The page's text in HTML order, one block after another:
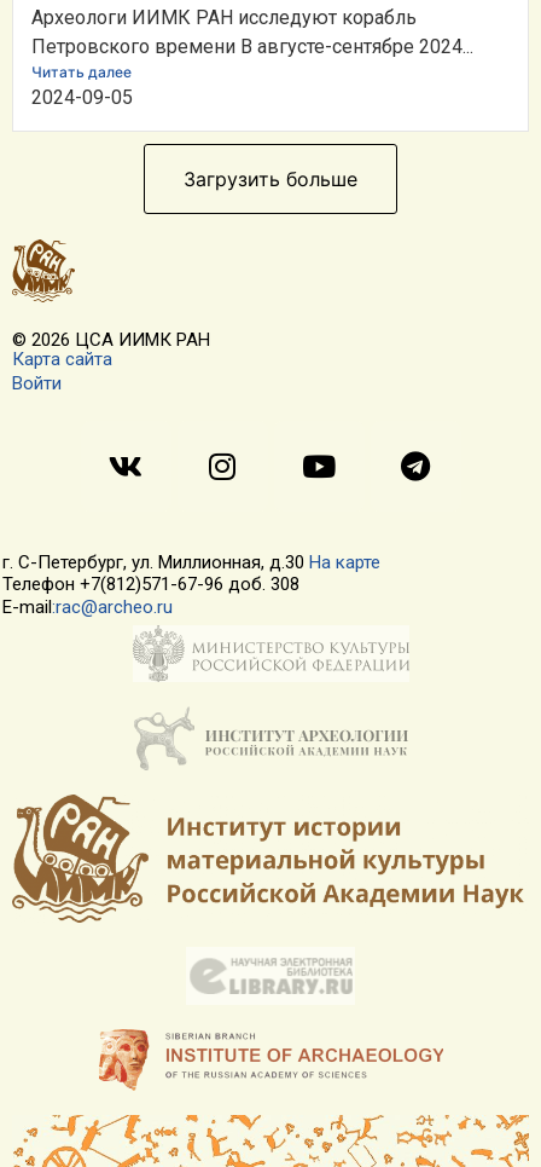
Археологи ИИМК РАН исследуют корабль
Петровского времени В августе-сентябре 2024...
Читать далее
2024-09-05
Загрузить больше
© 2026 ЦСА ИИМК РАН
Карта сайта
Войти
г. С-Петербург, ул. Миллионная, д.30 На карте
Телефон +7(812)571-67-96 доб. 308
E-mail:rac@archeo.ru